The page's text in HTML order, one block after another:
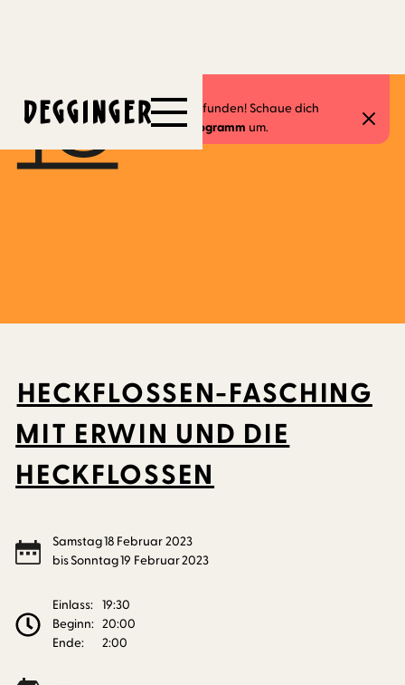
Dieses Event hat schon stattgefunden! Schaue dich
gerne in unseremaktuellen Programm um.
18.2.2023 -19.2.2023
HECKFLOSSEN-FASCHING
MIT ERWIN UND DIE
HECKFLOSSEN
Samstag18 Februar2023
bisSonntag19 Februar2023
Einlass: 19:30
Beginn: 20:00
Ende:
2:00